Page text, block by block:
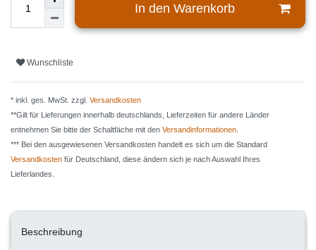
In den Warenkorb
Wunschliste
* inkl. ges. MwSt. zzgl. Versandkosten
**Gilt für Lieferungen innerhalb deutschlands, Lieferzeiten für andere Länder
entnehmen Sie bitte der Schaltfäche mit den Versandinformationen
*** Bei den ausgewiesenen Versandkosten handelt es sich um die Standard
Versandkosten für Deutschland, diese ändern sich je nach Auswahl Ihres
Lieferlandes.
Beschreibung